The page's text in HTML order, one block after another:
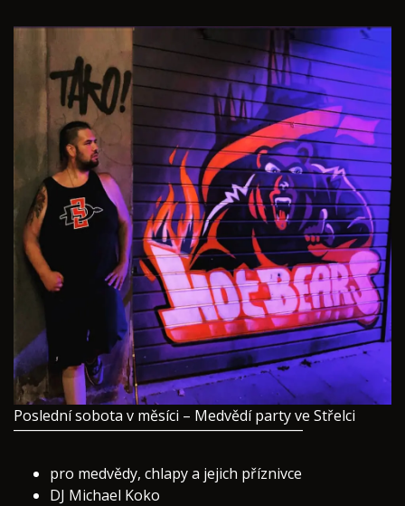
Poslední sobota v měsíci – Medvědí party ve Střelci
¯¯¯¯¯¯¯¯¯¯¯¯¯¯¯¯¯¯¯¯¯¯¯¯¯¯¯¯¯¯¯¯¯¯¯¯¯¯¯¯
pro medvědy, chlapy a jejich příznivce
DJ Michael Koko